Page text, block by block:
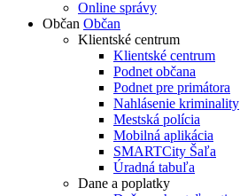
Online správy
Občan Občan
Klientské centrum
Klientské centrum
Podnet občana
Podnet pre primátora
Nahlásenie kriminality
Mestská polícia
Mobilná aplikácia
SMARTCity Šaľa
Úradná tabuľa
Dane a poplatky